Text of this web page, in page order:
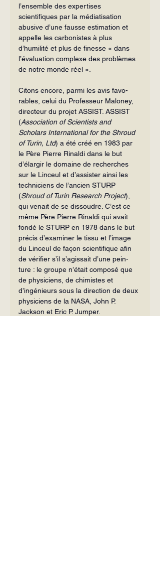
l’ensemble des expertises
scientifiques par la médiatisation
abusive d’une fausse estimation et
appelle les car­bonistes à plus
d’humilité et plus de fi­nesse « dans
l’évaluation complexe des problèmes
de notre monde réel ».
Citons encore, parmi les avis favo­
rables, celui du Professeur Maloney,
di­recteur du projet ASSIST. ASSIST
(Association of Scientists and
Scholars Inter­national for the Shroud
of Turin, Ltd) a été créé en 1983 par
le Père Pierre Rinaldi dans le but
d’élargir le domaine de re­cherches
sur le Linceul et d’assister ainsi les
techniciens de l’ancien STURP
(Shroud of Turin Research Project),
qui venait de se dissoudre. C’est ce
même Père Pierre Ri­naldi qui avait
fondé le STURP en 1978 dans le but
précis d’examiner le tissu et l’image
du Linceul de façon scientifique afin
de vérifier s’il s’agissait d’une pein­
ture : le groupe n’était composé que
de physiciens, de chimistes et
d’ingénieurs sous la direction de deux
physiciens de la NASA, John P.
Jackson et Eric P. Jumper.